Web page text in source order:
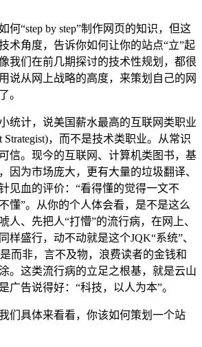
何“step by step”制作网页的知识，但这
术角度，告诉你如何让你的站点“立”起
我们在前几期探讨的技术性规划，都很
说从网上战略的高度，来策划自己的网
。
统计，说美国薪水最高的互联网类职业
Strategist)，而不是技术类职业。从常识
信。现今的互联网、计算机类图书，基
因为市场庞大，更有大量的垃圾翻译、
见血的评价：“看得懂的觉得一文不
懂”。从你的个人体会看，是不是这么
人、先把人“打懵”的流行病，在网上、
样盛行，动不动就是这个JQK“系统”、
而非，言不及物，浪费读者的金钱和
。这类流行病的立足之根基，就是云山
广告说得好：“科技，以人为本”。
们具体来看看，你该如何策划一个站